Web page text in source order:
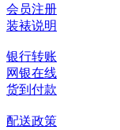
会员注册
装裱说明
银行转账
网银在线
货到付款
配送政策